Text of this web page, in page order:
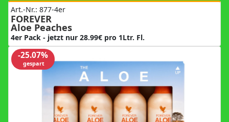
Art.-Nr.: 877-4er
FOREVER
Aloe Peaches
4er Pack - jetzt nur 28.99€ pro 1Ltr. Fl.
-25.07%
gespart